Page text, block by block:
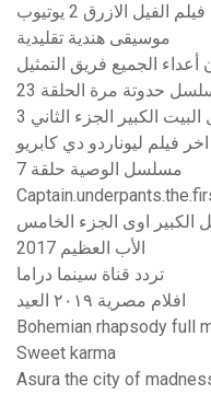
الفيل الازرق 2 يوتيوب
موسيقى هندية تقليدية
أعداء الجميع فريق التمثيل
حدوتة مرة الحلقة 23
الكبير الجزء الثاني 3
اخر فيلم ليوناردو دي كابريو
مسلسل الوصية حلقة 7
الأب العظيم 2017
تردد قناة سينما دراما
افلام مصرية ٢٠١٩ العيد
Bohemian rhapsody full
Sweet karma
Asura the city of